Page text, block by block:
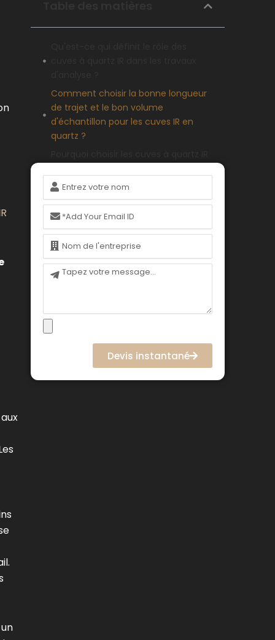
Comment choisir la bonne longueur
de trajet et le bon volume
d'échantillon pour les cuves IR en
quartz ?
ces domaines industriels ?
Quelles sont les propriétés spectrales
qui caractérisent les cuvettes de
quartz IR ?
Comment vérifier les performances
et la fiabilité des cuves à quartz IR ?
Conclusion
Nom
Courriel
Nom
Message
Devis instantané